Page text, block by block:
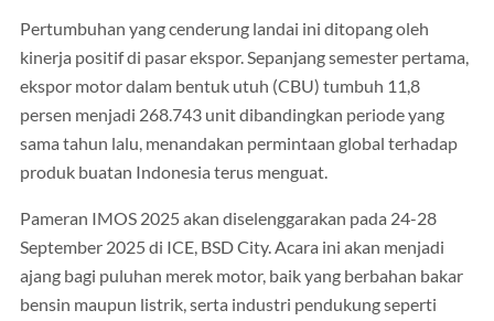
Pertumbuhan yang cenderung landai ini ditopang oleh
kinerja positif di pasar ekspor. Sepanjang semester pertama,
ekspor motor dalam bentuk utuh (CBU) tumbuh 11,8
persen menjadi 268.743 unit dibandingkan periode yang
sama tahun lalu, menandakan permintaan global terhadap
produk buatan Indonesia terus menguat.
Pameran IMOS 2025 akan diselenggarakan pada 24-28
September 2025 di ICE, BSD City. Acara ini akan menjadi
ajang bagi puluhan merek motor, baik yang berbahan bakar
bensin maupun listrik, serta industri pendukung seperti